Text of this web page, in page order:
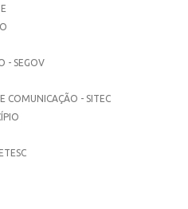
- SEGOV
COMUNICAÇÃO - SITEC